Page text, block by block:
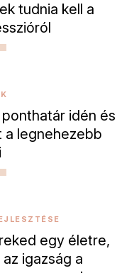
tudnia kell a
idén és
a legnehezebb
egy életre,
igazság a